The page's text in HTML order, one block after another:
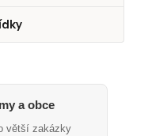
a obce
větší zakázky